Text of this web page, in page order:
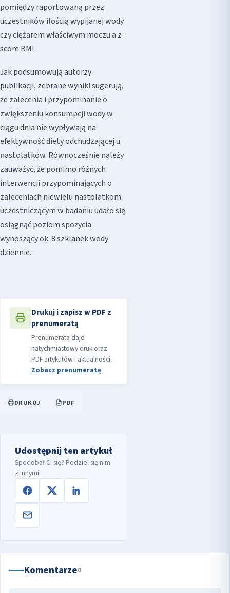
pomiędzy raportowaną przez
uczestników ilością wypijanej wody
czy ciężarem właściwym moczu a z-
score BMI.
Jak podsumowują autorzy
publikacji, zebrane wyniki sugerują,
że zalecenia i przypominanie o
zwiększeniu konsumpcji wody w
ciągu dnia nie wypływają na
efektywność diety odchudzającej u
nastolatków. Równocześnie należy
zauważyć, że pomimo różnych
interwencji przypominających o
zaleceniach niewielu nastolatkom
uczestniczącym w badaniu udało się
osiągnąć poziom spożycia
wynoszący ok. 8 szklanek wody
dziennie.
Drukuj i zapisz w PDF z
prenumeratą
Prenumerata daje
natychmiastowy druk oraz
PDF artykułów i aktualności.
Zobacz prenumeratę
DRUKUJ PDF
Udostępnij ten artykuł
Spodobał Ci się? Podziel się nim
z innymi.
Komentarze0